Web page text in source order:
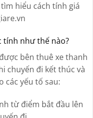
hiểu cách tính giá
tính như thế nào?
bên thuê xe thanh
chuyến đi kết thúc và
các yếu tố sau:
từ điểm bắt đầu lên